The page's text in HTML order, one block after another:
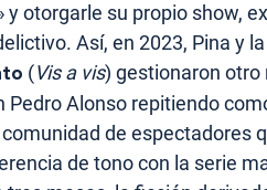
otorgarle su propio show,
Así, en 2023, Pina y
(Vis a vis) gestionaron otro
Alonso repitiendo
de espectadores
de tono con la serie